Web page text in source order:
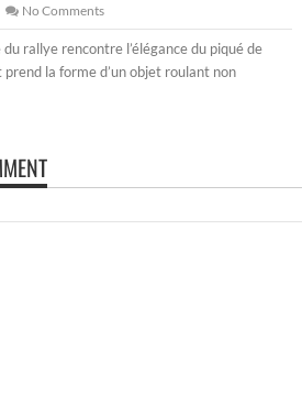
No Comments
rallye rencontre l’élégance du piqué de
la forme d’un objet roulant non